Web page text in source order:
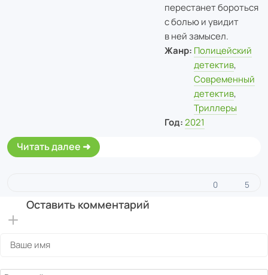
перестанет бороться
с болью и увидит
в ней замысел.
Жанр: Полицейский
детектив,
Современный
детектив,
Триллеры
Год: 2021
Читать далее
0 5
Оставить комментарий